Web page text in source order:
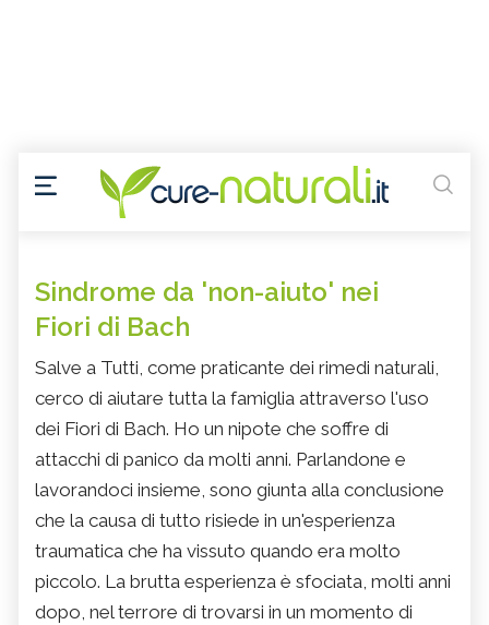
Sindrome da 'non-aiuto' nei
Fiori di Bach
Salve a Tutti, come praticante dei rimedi naturali,
cerco di aiutare tutta la famiglia attraverso l'uso
dei Fiori di Bach. Ho un nipote che soffre di
attacchi di panico da molti anni. Parlandone e
lavorandoci insieme, sono giunta alla conclusione
che la causa di tutto risiede in un'esperienza
traumatica che ha vissuto quando era molto
piccolo. La brutta esperienza è sfociata, molti anni
dopo, nel terrore di trovarsi in un momento di